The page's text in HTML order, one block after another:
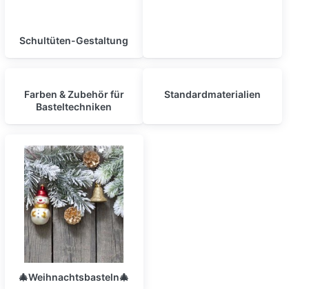
Schultüten-Gestaltung
Farben & Zubehör für
Basteltechniken
Standardmaterialien
🎄Weihnachtsbasteln🎄